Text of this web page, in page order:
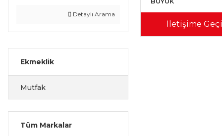
Detaylı Arama
Ekmeklik
Mutfak
Tüm Markalar
İletişime